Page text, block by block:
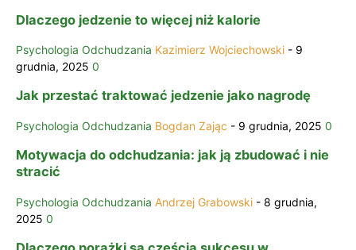
Dlaczego jedzenie to więcej niż kalorie
Psychologia Odchudzania Kazimierz Wojciechowski - 9
grudnia, 2025 0
Jak przestać traktować jedzenie jako nagrodę
Psychologia Odchudzania Bogdan Zając - 9 grudnia, 2025 0
Motywacja do odchudzania: jak ją zbudować i nie
stracić
Psychologia Odchudzania Andrzej Grabowski - 8 grudnia,
2025 0